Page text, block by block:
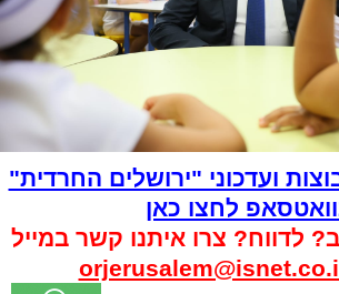
ועדכוני "ירושלים החרדית"
לחצו כאן
לדווח? צרו איתנו קשר במייל